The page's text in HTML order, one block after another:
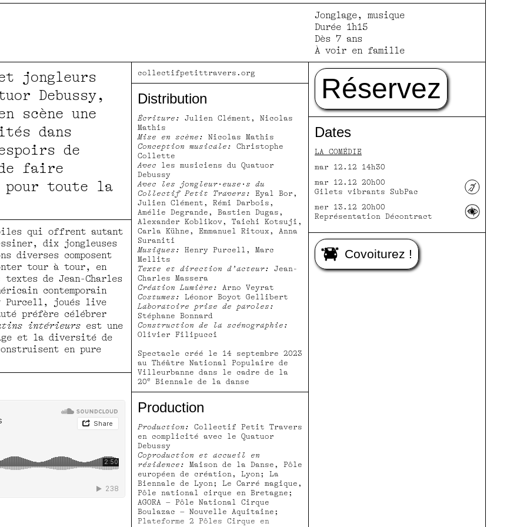
fullscreen
Jonglage, musique
Durée 1h15
Dès 7 ans
À voir en famille
jongleurs
Debussy,
scène une
dans
de
de faire
pour toute la
qui offrent autant
dix jongleuses
diverses composent
tour à tour, en
textes de Jean-Charles
contemporain
Purcell, joués live
préfère célébrer
intérieurs est une
et la diversité de
en pure
collectifpetittravers.org
Distribution
Écriture:
Julien Clément, Nicolas
Mathis
Mise en scène:
Nicolas Mathis
Conception musicale:
Christophe
Collette
Avec les musiciens du Quatuor
Debussy
Avec les jongleur·euse·s du
Collectif Petit Travers:
Eyal Bor,
Julien Clément, Rémi Darbois,
Amélie Degrande, Bastien Dugas,
Alexander Koblikov, Taichi Kotsuji,
Carla Kühne, Emmanuel Ritoux, Anna
Suraniti
Musiques:
Henry Purcell, Marc
Mellits
Texte et direction d’acteur:
Jean-
Charles Massera
Création Lumière:
Arno Veyrat
Costumes:
Léonor Boyot Gellibert
Laboratoire prise de paroles:
Stéphane Bonnard
Construction de la scénographie:
Olivier Filipucci
Spectacle créé le 14 septembre 2023
au Théâtre National Populaire de
Villeurbanne dans le cadre de la
20e Biennale de la danse
Production
Production:
Collectif Petit Travers
en complicité avec le Quatuor
Debussy
Coproduction et accueil en
résidence:
Maison de la Danse, Pôle
européen de création, Lyon; La
Biennale de Lyon; Le Carré magique,
Pôle national cirque en Bretagne;
AGORA – Pôle National Cirque
Boulazac – Nouvelle Aquitaine;
Plateforme 2 Pôles Cirque en
Réservez
Dates
LA COMÉDIE
mar 12.12 14h30
mar 12.12 20h00
Gilets vibrants SubPac
mer 13.12 20h00
Représentation Décontract
Covoiturez !